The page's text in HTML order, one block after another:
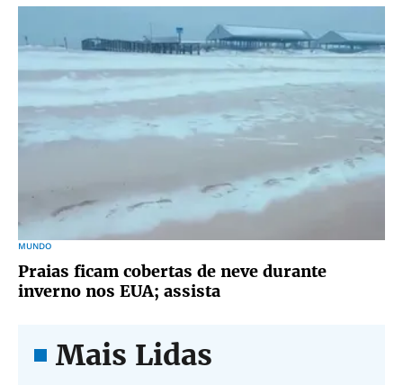
MUNDO
Praias ficam cobertas de neve durante
inverno nos EUA; assista
Mais Lidas